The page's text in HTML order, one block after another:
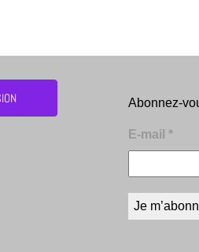
Abonnez-
E-mail *